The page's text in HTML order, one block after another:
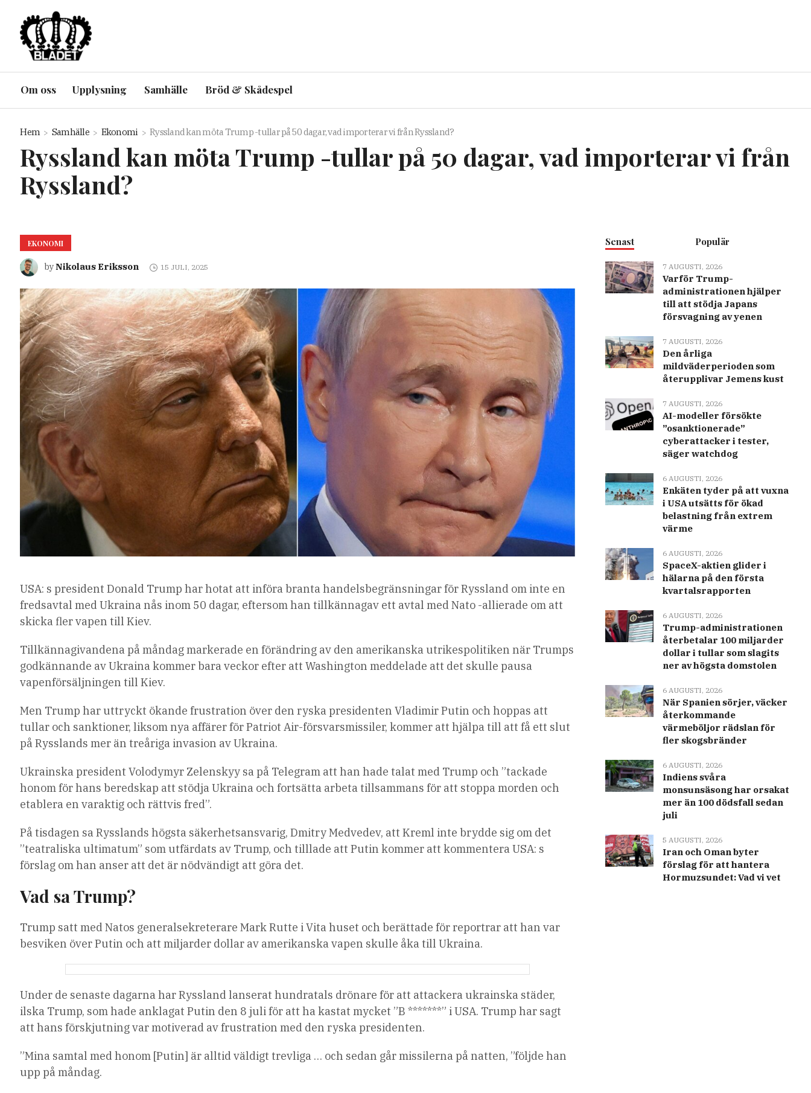
Om oss Upplysning Samhälle Bröd & Skådespel
Hem Samhälle Ekonomi Ryssland kan möta Trump -tullar på 50 dagar, vad importerar vi från Ryssland?
Ryssland kan möta Trump -tullar på 50 dagar, vad importerar vi från
Ryssland?
EKONOMI
byNikolaus Eriksson 15 JULI, 2025
USA: s president Donald Trump har hotat att införa branta handelsbegränsningar för Ryssland om inte en
fredsavtal med Ukraina nås inom 50 dagar, eftersom han tillkännagav ett avtal med Nato -allierade om att
skicka fler vapen till Kiev.
Tillkännagivandena på måndag markerade en förändring av den amerikanska utrikespolitiken när Trumps
godkännande av Ukraina kommer bara veckor efter att Washington meddelade att det skulle pausa
vapenförsäljningen till Kiev.
Men Trump har uttryckt ökande frustration över den ryska presidenten Vladimir Putin och hoppas att
tullar och sanktioner, liksom nya affärer för Patriot Air-försvarsmissiler, kommer att hjälpa till att få ett slut
på Rysslands mer än treåriga invasion av Ukraina.
Ukrainska president Volodymyr Zelenskyy sa på Telegram att han hade talat med Trump och ”tackade
honom för hans beredskap att stödja Ukraina och fortsätta arbeta tillsammans för att stoppa morden och
etablera en varaktig och rättvis fred”.
På tisdagen sa Rysslands högsta säkerhetsansvarig, Dmitry Medvedev, att Kreml inte brydde sig om det
”teatraliska ultimatum” som utfärdats av Trump, och tilllade att Putin kommer att kommentera USA: s
förslag om han anser att det är nödvändigt att göra det.
Vad sa Trump?
Trump satt med Natos generalsekreterare Mark Rutte i Vita huset och berättade för reportrar att han var
besviken över Putin och att miljarder dollar av amerikanska vapen skulle åka till Ukraina.
Under de senaste dagarna har Ryssland lanserat hundratals drönare för att attackera ukrainska städer,
ilska Trump, som hade anklagat Putin den 8 juli för att ha kastat mycket ”B *******” i USA. Trump har sagt
att hans förskjutning var motiverad av frustration med den ryska presidenten.
”Mina samtal med honom [Putin] är alltid väldigt trevliga … och sedan går missilerna på natten, ”följde han
upp på måndag.
Senast Populär
7 AUGUSTI, 2026
Varför Trump-
administrationen hjälper
till att stödja Japans
försvagning av yenen
7 AUGUSTI, 2026
Den årliga
mildväderperioden som
återupplivar Jemens kust
7 AUGUSTI, 2026
AI-modeller försökte
”osanktionerade”
cyberattacker i tester,
säger watchdog
6 AUGUSTI, 2026
Enkäten tyder på att vuxna
i USA utsätts för ökad
belastning från extrem
värme
6 AUGUSTI, 2026
SpaceX-aktien glider i
hälarna på den första
kvartalsrapporten
6 AUGUSTI, 2026
Trump-administrationen
återbetalar 100 miljarder
dollar i tullar som slagits
ner av högsta domstolen
6 AUGUSTI, 2026
När Spanien sörjer, väcker
återkommande
värmeböljor rädslan för
fler skogsbränder
6 AUGUSTI, 2026
Indiens svåra
monsunsäsong har orsakat
mer än 100 dödsfall sedan
juli
5 AUGUSTI, 2026
Iran och Oman byter
förslag för att hantera
Hormuzsundet: Vad vi vet